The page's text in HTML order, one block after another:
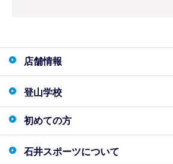
店舗情報
登山学校
初めての方
石井スポーツについて